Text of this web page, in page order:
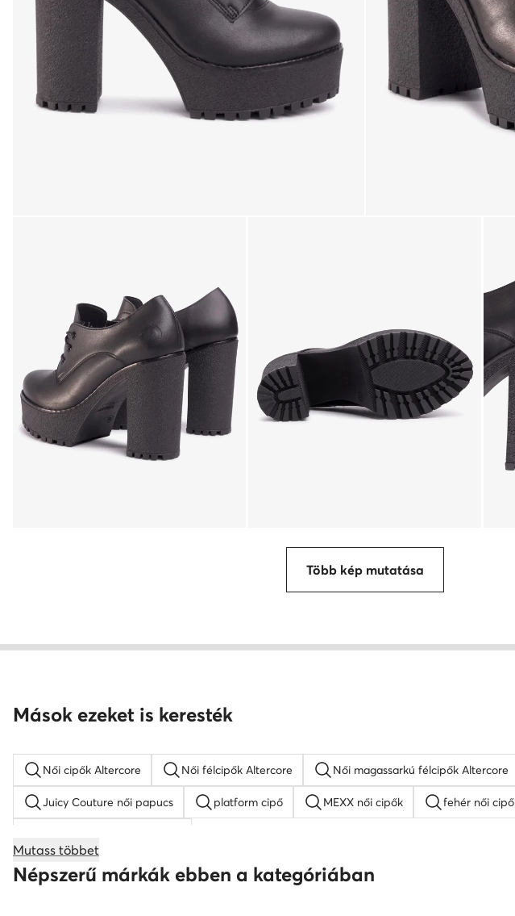
Több kép mutatása
Mások ezeket is keresték
Női cipők Altercore Női félcipők Altercore Női magassarkú félcipők Altercore
Juicy Couture női papucs platform cipő MEXX női cipők fehér női cipő
női éksarkú szandálok női magasszárú tornacipők
Mutass többet
Népszerű márkák ebben a kategóriában